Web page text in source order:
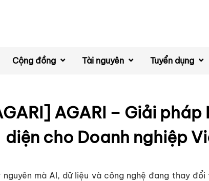
Cộng đồng Tài nguyên Tuyển dụng
AGARI – Giải pháp
diện cho Doanh nghiệp
nguyên mà AI, dữ liệu và công nghệ đang thay